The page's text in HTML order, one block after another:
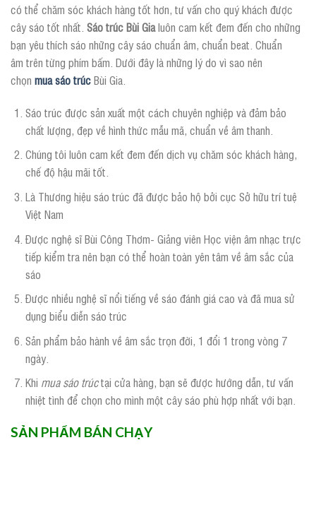
có thể chăm sóc khách hàng tốt hơn, tư vấn cho quý khách được
cây sáo tốt nhất. Sáo trúc Bùi Gialuôn cam kết đem đến cho những
bạn yêu thích sáo những cây sáo chuẩn âm, chuẩn beat. Chuẩn
âm trên từng phím bấm. Dưới đây là những lý do vì sao nên
chọn mua sáo trúcBùi Gia.
Sáo trúc được sản xuất một cách chuyên nghiệp và đảm bảo
chất lượng, đẹp về hình thức mẫu mã, chuẩn về âm thanh.
Chúng tôi luôn cam kết đem đến dịch vụ chăm sóc khách hàng,
chế độ hậu mãi tốt.
Là Thương hiệu sáo trúc đã được bảo hộ bởi cục Sở hữu trí tuệ
Việt Nam
Được nghệ sĩ Bùi Công Thơm- Giảng viên Học viện âm nhạc trực
tiếp kiểm tra nên bạn có thể hoàn toàn yên tâm về âm sắc của
sáo
Được nhiều nghệ sĩ nổi tiếng về sáo đánh giá cao và đã mua sử
dụng biểu diễn sáo trúc
Sản phẩm bảo hành về âm sắc trọn đời, 1 đổi 1 trong vòng 7
ngày.
Khi mua sáo trúctại cửa hàng, bạn sẽ được hướng dẫn, tư vấn
nhiệt tình để chọn cho mình một cây sáo phù hợp nhất với bạn.
SẢN PHẨM BÁN CHẠY